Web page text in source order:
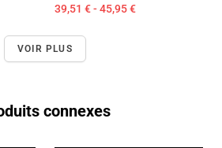
39,51 € - 45,95 €
VOIR PLUS
connexes